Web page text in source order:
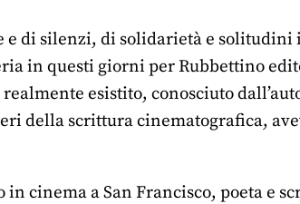
di silenzi, di solidarietà e solitudini
in questi giorni per Rubbettino
esistito, conosciuto
della scrittura cinematografica,
cinema a San Francisco, poeta e